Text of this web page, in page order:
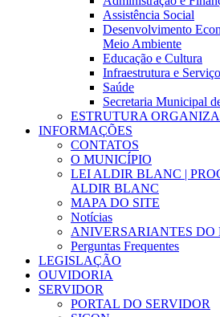
Assistência Social
Desenvolvimento
Meio Ambiente
Educação e Cultura
Infraestrutura e
Saúde
Secretaria Municipal
ESTRUTURA
INFORMAÇÕES
CONTATOS
O MUNICÍPIO
LEI ALDIR BLANC |
ALDIR BLANC
MAPA DO SITE
Notícias
ANIVERSARIANTES DO
Perguntas Frequentes
LEGISLAÇÃO
OUVIDORIA
SERVIDOR
PORTAL DO SERVIDOR